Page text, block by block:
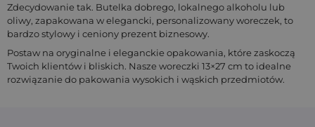
Zdecydowanie tak. Butelka dobrego, lokalnego alkoholu lub
oliwy, zapakowana w elegancki, personalizowany woreczek, to
bardzo stylowy i ceniony prezent biznesowy.
Postaw na oryginalne i eleganckie opakowania, które zaskoczą
Twoich klientów i bliskich. Nasze woreczki 13×27 cm to idealne
rozwiązanie do pakowania wysokich i wąskich przedmiotów.